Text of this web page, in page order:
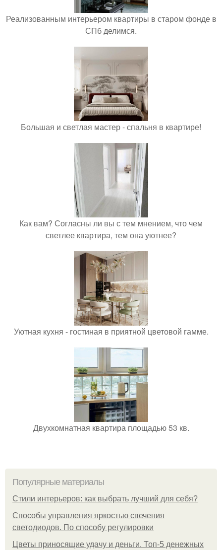
Реализованным интерьером квартиры в старом фонде в
СПб делимся.
Большая и светлая мастер - спальня в квартире!
Как вам? Согласны ли вы с тем мнением, что чем
светлее квартира, тем она уютнее?
Уютная кухня - гостиная в приятной цветовой гамме.
Двухкомнатная квартира площадью 53 кв.
Популярные материалы
Стили интерьеров: как выбрать лучший для себя?
Способы управления яркостью свечения
светодиодов. По способу регулировки
Цветы приносящие удачу и деньги. Топ-5 денежных